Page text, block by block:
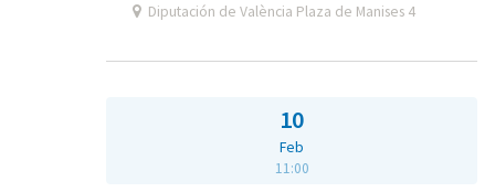
Diputación de València Plaza de Manises 4
10
Feb
11:00